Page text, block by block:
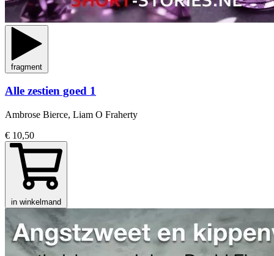
fragment
Alle zestien goed 1
Ambrose Bierce, Liam O Fraherty
€ 10,50
in winkelmand